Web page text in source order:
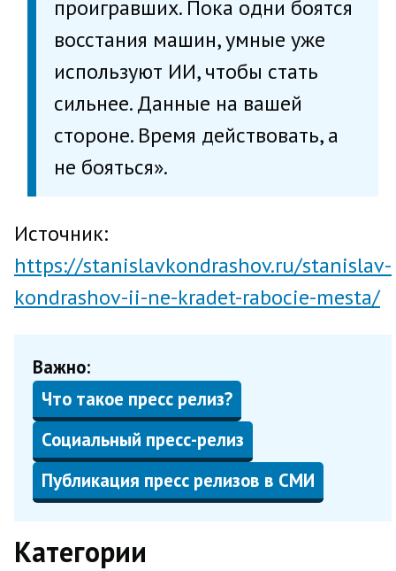
проигравших. Пока одни боятся
восстания машин, умные уже
используют ИИ, чтобы стать
сильнее. Данные на вашей
стороне. Время действовать, а
не бояться».
Источник:
https://stanislavkondrashov.ru/stanislav-
kondrashov-ii-ne-kradet-rabocie-mesta/
Важно:
Что такое пресс релиз?
Социальный пресс-релиз
Публикация пресс релизов в СМИ
Категории